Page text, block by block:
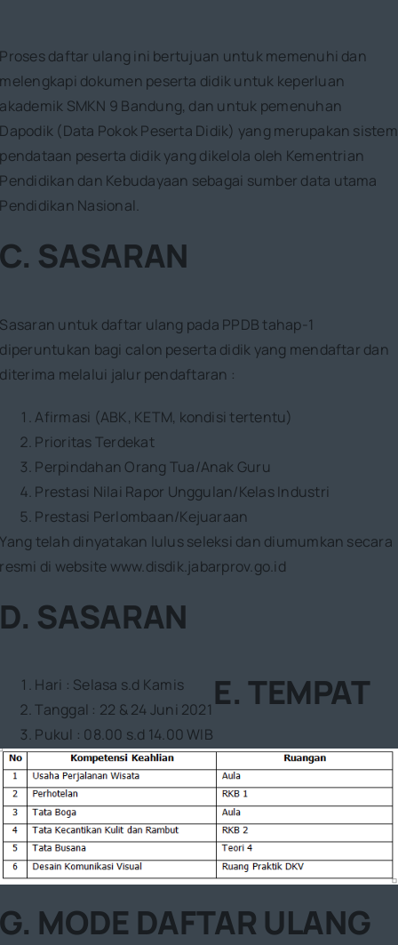
Proses daftar ulang ini bertujuan untuk memenuhi dan
melengkapi dokumen peserta didik untuk keperluan
akademik SMKN 9 Bandung, dan untuk pemenuhan
Dapodik (Data Pokok Peserta Didik) yang merupakan sistem
pendataan peserta didik yang dikelola oleh Kementrian
Pendidikan dan Kebudayaan sebagai sumber data utama
Pendidikan Nasional.
C. SASARAN
Sasaran untuk daftar ulang pada PPDB tahap-1
diperuntukan bagi calon peserta didik yang mendaftar dan
diterima melalui jalur pendaftaran :
Afirmasi (ABK, KETM, kondisi tertentu)
Prioritas Terdekat
Perpindahan Orang Tua/Anak Guru
Prestasi Nilai Rapor Unggulan/Kelas Industri
Prestasi Perlombaan/Kejuaraan
Yang telah dinyatakan lulus seleksi dan diumumkan secara
resmi di website www.disdik.jabarprov.go.id
D. SASARAN
Hari : Selasa s.d Kamis
Tanggal : 22 & 24 Juni 2021
Pukul : 08.00 s.d 14.00 WIB
E. TEMPAT
G. MODE DAFTAR ULANG